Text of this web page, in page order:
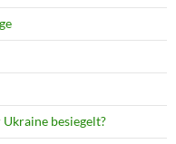
besiegelt?